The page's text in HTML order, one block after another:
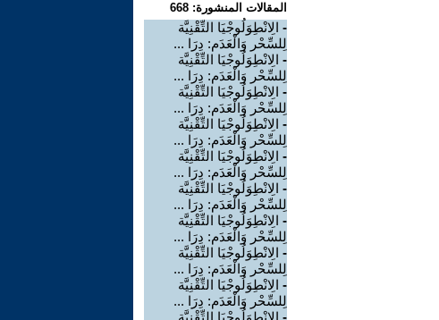
المقالات المنشورة: 668
- الِانْطِوَلُوجْيَا التِّقْنِيَّة
لِلسِّحْر وَالْعَدَم: دِرَا ...
- الِانْطِوَلُوجْيَا التِّقْنِيَّة
لِلسِّحْر وَالْعَدَم: دِرَا ...
- الِانْطِوَلُوجْيَا التِّقْنِيَّة
لِلسِّحْر وَالْعَدَم: دِرَا ...
- الِانْطِوَلُوجْيَا التِّقْنِيَّة
لِلسِّحْر وَالْعَدَم: دِرَا ...
- الِانْطِوَلُوجْيَا التِّقْنِيَّة
لِلسِّحْر وَالْعَدَم: دِرَا ...
- الِانْطِوَلُوجْيَا التِّقْنِيَّة
لِلسِّحْر وَالْعَدَم: دِرَا ...
- الِانْطِوَلُوجْيَا التِّقْنِيَّة
لِلسِّحْر وَالْعَدَم: دِرَا ...
- الِانْطِوَلُوجْيَا التِّقْنِيَّة
لِلسِّحْر وَالْعَدَم: دِرَا ...
- الِانْطِوَلُوجْيَا التِّقْنِيَّة
لِلسِّحْر وَالْعَدَم: دِرَا ...
- الِانْطِوَلُوجْيَا التِّقْنِيَّة